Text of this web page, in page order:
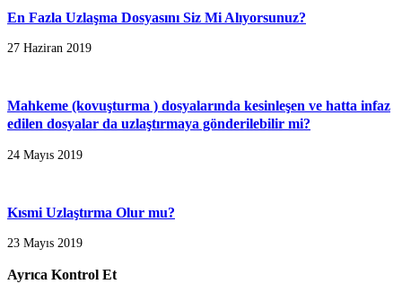
En Fazla Uzlaşma Dosyasını Siz Mi Alıyorsunuz?
27 Haziran 2019
Mahkeme (kovuşturma ) dosyalarında kesinleşen ve hatta infaz
edilen dosyalar da uzlaştırmaya gönderilebilir mi?
24 Mayıs 2019
Kısmi Uzlaştırma Olur mu?
23 Mayıs 2019
Ayrıca Kontrol Et